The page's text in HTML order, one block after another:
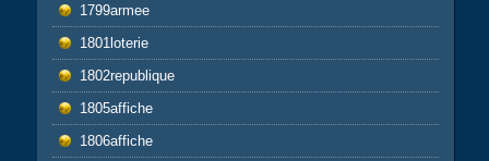
1799armee
1801loterie
1802republique
1805affiche
1806affiche